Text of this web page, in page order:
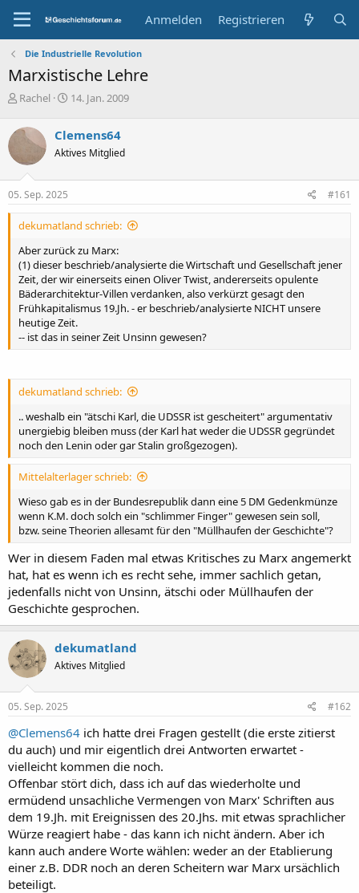
Anmelden Registrieren
Die Industrielle Revolution
Marxistische Lehre
E
s
e
l
e
Rachel
E
t
e
l
m
14. Jan. 2009
Clemens64
Aktives Mitglied
05. Sep. 2025 #161
dekumatland schrieb:
Aber zurück zu Marx:
(1) dieser beschrieb/analysierte die Wirtschaft und Gesellschaft jener
Zeit, der wir einerseits einen Oliver Twist, andererseits opulente
Bäderarchitektur-Villen verdanken, also verkürzt gesagt den
Frühkapitalismus 19.Jh. - er beschrieb/analysierte NICHT unsere
heutige Zeit.
-- ist das in seiner Zeit Unsinn gewesen?
dekumatland schrieb:
.. weshalb ein "ätschi Karl, die UDSSR ist gescheitert" argumentativ
unergiebig bleiben muss (der Karl hat weder die UDSSR gegründet
noch den Lenin oder gar Stalin großgezogen).
Mittelalterlager schrieb:
Wieso gab es in der Bundesrepublik dann eine 5 DM Gedenkmünze
wenn K.M. doch solch ein "schlimmer Finger" gewesen sein soll,
bzw. seine Theorien allesamt für den "Müllhaufen der Geschichte"?
Wer in diesem Faden mal etwas Kritisches zu Marx angemerkt
hat, hat es wenn ich es recht sehe, immer sachlich getan,
jedenfalls nicht von Unsinn, ätschi oder Müllhaufen der
Geschichte gesprochen.
dekumatland
Aktives Mitglied
05. Sep. 2025 #162
@Clemens64 ich hatte drei Fragen gestellt (die erste zitierst
du auch) und mir eigentlich drei Antworten erwartet -
vielleicht kommen die noch.
Offenbar stört dich, dass ich auf das wiederholte und
ermüdend unsachliche Vermengen von Marx' Schriften aus
dem 19.Jh. mit Ereignissen des 20.Jhs. mit etwas sprachlicher
Würze reagiert habe - das kann ich nicht ändern. Aber ich
kann auch andere Worte wählen: weder an der Etablierung
einer z.B. DDR noch an deren Scheitern war Marx ursächlich
beteiligt.